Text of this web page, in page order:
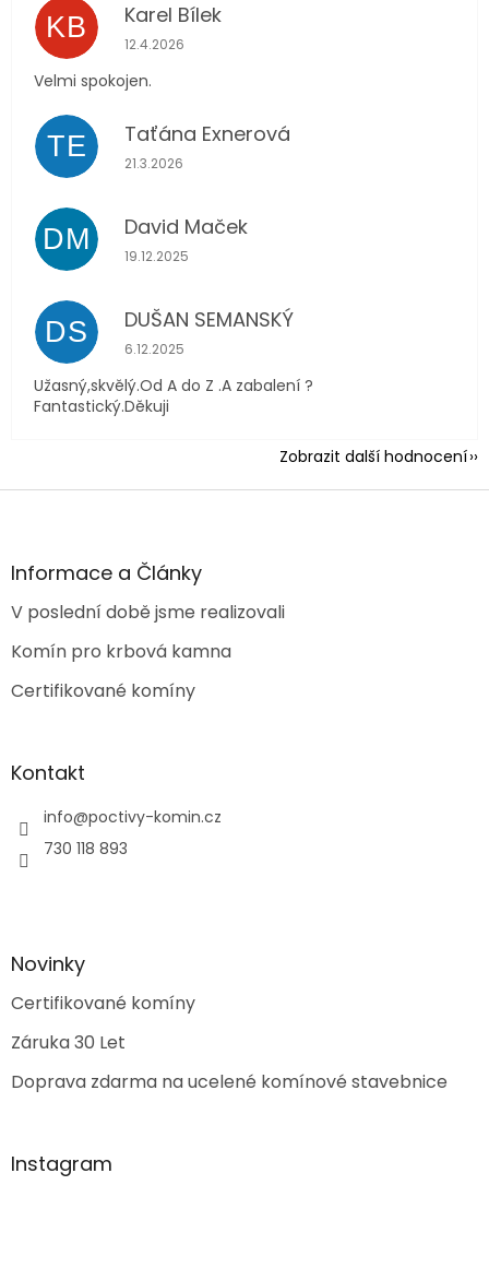
KB Karel Bílek
Hodnocení obchodu je 5 z 5 hvězdiček.
12.4.2026
Velmi spokojen.
TE Taťána Exnerová
Hodnocení obchodu je 5 z 5 hvězdiček.
21.3.2026
DM David Maček
Hodnocení obchodu je 5 z 5 hvězdiček.
19.12.2025
DS DUŠAN SEMANSKÝ
Hodnocení obchodu je 5 z 5 hvězdiček.
6.12.2025
Užasný,skvělý.Od A do Z .A zabalení ?
Fantastický.Děkuji
Zobrazit další hodnocení
Z
aInformace a Články
V poslední době jsme realizovali
Komín pro krbová kamna
Certifikované komíny
Kontakt
info@poctivy-komin.cz
730 118 893
Novinky
Certifikované komíny
Záruka 30 Let
Doprava zdarma na ucelené komínové stavebnice
Instagram